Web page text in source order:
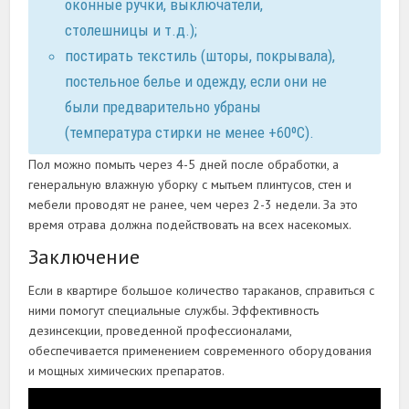
оконные ручки, выключатели,
столешницы и т.д.);
постирать текстиль (шторы, покрывала),
постельное белье и одежду, если они не
были предварительно убраны
(температура стирки не менее +60⁰С).
Пол можно помыть через 4-5 дней после обработки, а
генеральную влажную уборку с мытьем плинтусов, стен и
мебели проводят не ранее, чем через 2-3 недели. За это
время отрава должна подействовать на всех насекомых.
Заключение
Если в квартире большое количество тараканов, справиться с
ними помогут специальные службы. Эффективность
дезинсекции, проведенной профессионалами,
обеспечивается применением современного оборудования
и мощных химических препаратов.